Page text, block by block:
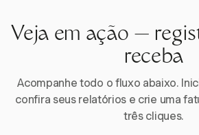
Veja em ação —
receba
Acompanhe todo o fluxo abaixo.
confira seus relatórios e crie uma
três cliques.